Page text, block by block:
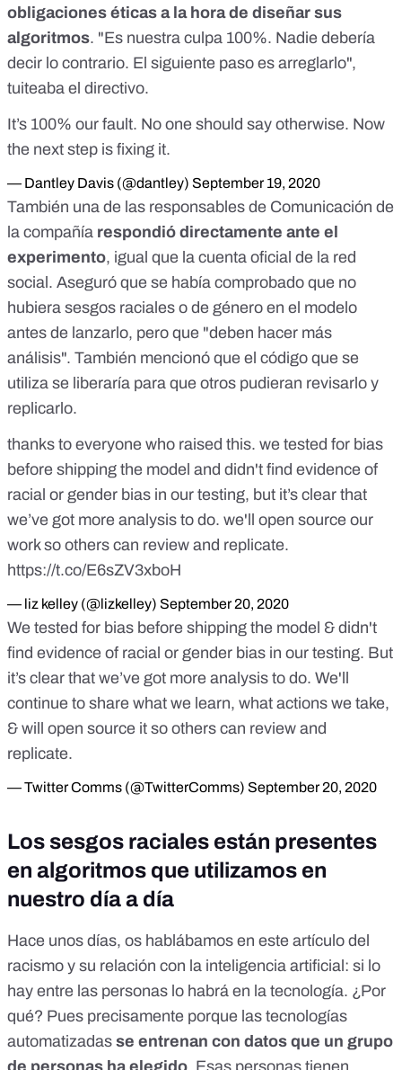
obligaciones éticas a la hora de diseñar sus
algoritmos. "Es nuestra culpa 100%. Nadie debería
decir lo contrario. El siguiente paso es arreglarlo",
tuiteaba el directivo.
It’s 100% our fault. No one should say otherwise. Now
the next step is fixing it.
— Dantley Davis (@dantley) September 19, 2020
También una de las responsables de Comunicación de
la compañía respondió directamente ante el
experimento, igual que la cuenta oficial de la red
social. Aseguró que se había comprobado que no
hubiera sesgos raciales o de género en el modelo
antes de lanzarlo, pero que "deben hacer más
análisis". También mencionó que el código que se
utiliza se liberaría para que otros pudieran revisarlo y
replicarlo.
thanks to everyone who raised this. we tested for bias
before shipping the model and didn't find evidence of
racial or gender bias in our testing, but it’s clear that
we’ve got more analysis to do. we'll open source our
work so others can review and replicate.
https://t.co/E6sZV3xboH
— liz kelley (@lizkelley) September 20, 2020
We tested for bias before shipping the model & didn't
find evidence of racial or gender bias in our testing. But
it’s clear that we’ve got more analysis to do. We'll
continue to share what we learn, what actions we take,
& will open source it so others can review and
replicate.
— Twitter Comms (@TwitterComms) September 20, 2020
Los sesgos raciales están presentes
en algoritmos que utilizamos en
nuestro día a día
Hace unos días, os hablábamos en este artículo del
racismo y su relación con la inteligencia artificial: si lo
hay entre las personas lo habrá en la tecnología. ¿Por
qué? Pues precisamente porque las tecnologías
automatizadas se entrenan con datos que un grupo
de personas ha elegido . Esas personas tienen